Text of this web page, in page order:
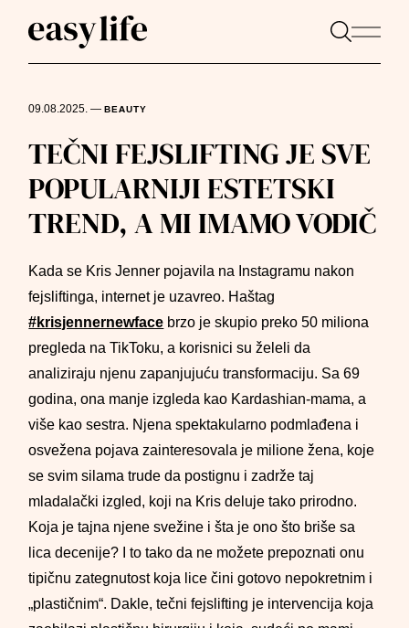
09.08.2025.—BEAUTY
TEČNI FEJSLIFTING JE SVE
POPULARNIJI ESTETSKI
TREND, A MI IMAMO VODIČ
Kada se Kris Jenner pojavila na Instagramu nakon
fejsliftinga, internet je uzavreo. Haštag
#krisjennernewface brzo je skupio preko 50 miliona
pregleda na TikToku, a korisnici su želeli da
analiziraju njenu zapanjujuću transformaciju. Sa 69
godina, ona manje izgleda kao Kardashian-mama, a
više kao sestra. Njena spektakularno podmlađena i
osvežena pojava zainteresovala je milione žena, koje
se svim silama trude da postignu i zadrže taj
mladalački izgled, koji na Kris deluje tako prirodno.
Koja je tajna njene svežine i šta je ono što briše sa
lica decenije? I to tako da ne možete prepoznati onu
tipičnu zategnutost koja lice čini gotovo nepokretnim i
„plastičnim“. Dakle, tečni fejslifting je intervencija koja